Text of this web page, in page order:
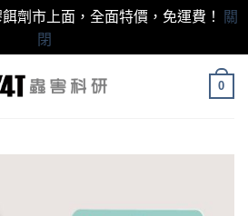
劑市上面，全面特價，免運費！ 關
閉
0